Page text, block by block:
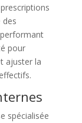
des
pour
ajuster la
spécialisée